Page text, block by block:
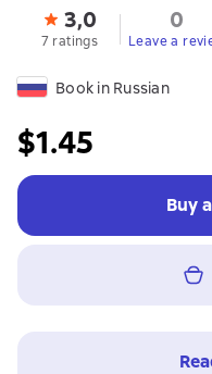
3,0
7 ratings
0
Leave a
Book in Russian
$1.45
Buy